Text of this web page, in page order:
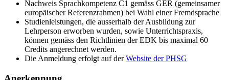
Nachweis Sprachkompetenz C1 gemäss GER (gemeinsamer
europäischer Referenzrahmen) bei Wahl einer Fremdsprache
Studienleistungen, die ausserhalb der Ausbildung zur
Lehrperson erworben wurden, sowie Unterrichtspraxis,
können gemäss den Richtlinien der EDK bis maximal 60
Credits angerechnet werden.
Die Anmeldung erfolgt auf derWebsite der PHSG